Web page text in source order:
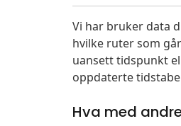
Vi har bruker data
hvilke ruter som
uansett tidspunkt
oppdaterte
Hva med